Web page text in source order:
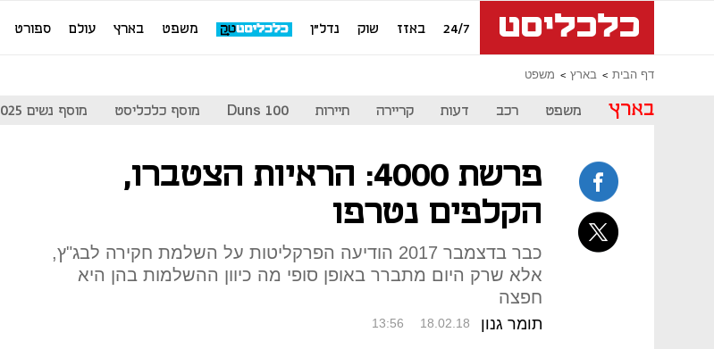
24/7 באזז שוק נדל"ן משפט בארץ עולם ספורט
דף הבית בארץ משפט
בארץ משפט רכב דעות קריירה תיירות Duns 100 מוסף כלכליסט מוסף נשים 2025
פרשת 4000: הראיות הצטברו,
הקלפים נטרפו
כבר בדצמבר 2017 הודיעה הפרקליטות על השלמת חקירה לבג"ץ,
אלא שרק היום מתברר באופן סופי מה כיוון ההשלמות בהן היא
חפצה
תומר גנון 13:56 18.02.18